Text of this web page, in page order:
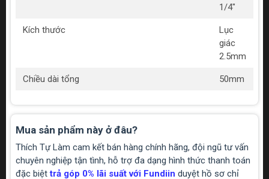
1/4"
Kích thước
Lục
giác
2.5mm
Chiều dài tổng 50mm
Mua sản phẩm này ở đâu?
Thích Tự Làm cam kết bán hàng chính hãng, đội ngũ tư vấn
chuyên nghiệp tận tình, hỗ trợ đa dạng hình thức thanh toán
đặc biệttrả góp 0% lãi suất với Fundiin duyệt hồ sơ chỉ